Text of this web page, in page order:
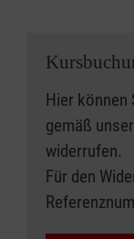
Hier können
gemäß
widerrufen.
Für den